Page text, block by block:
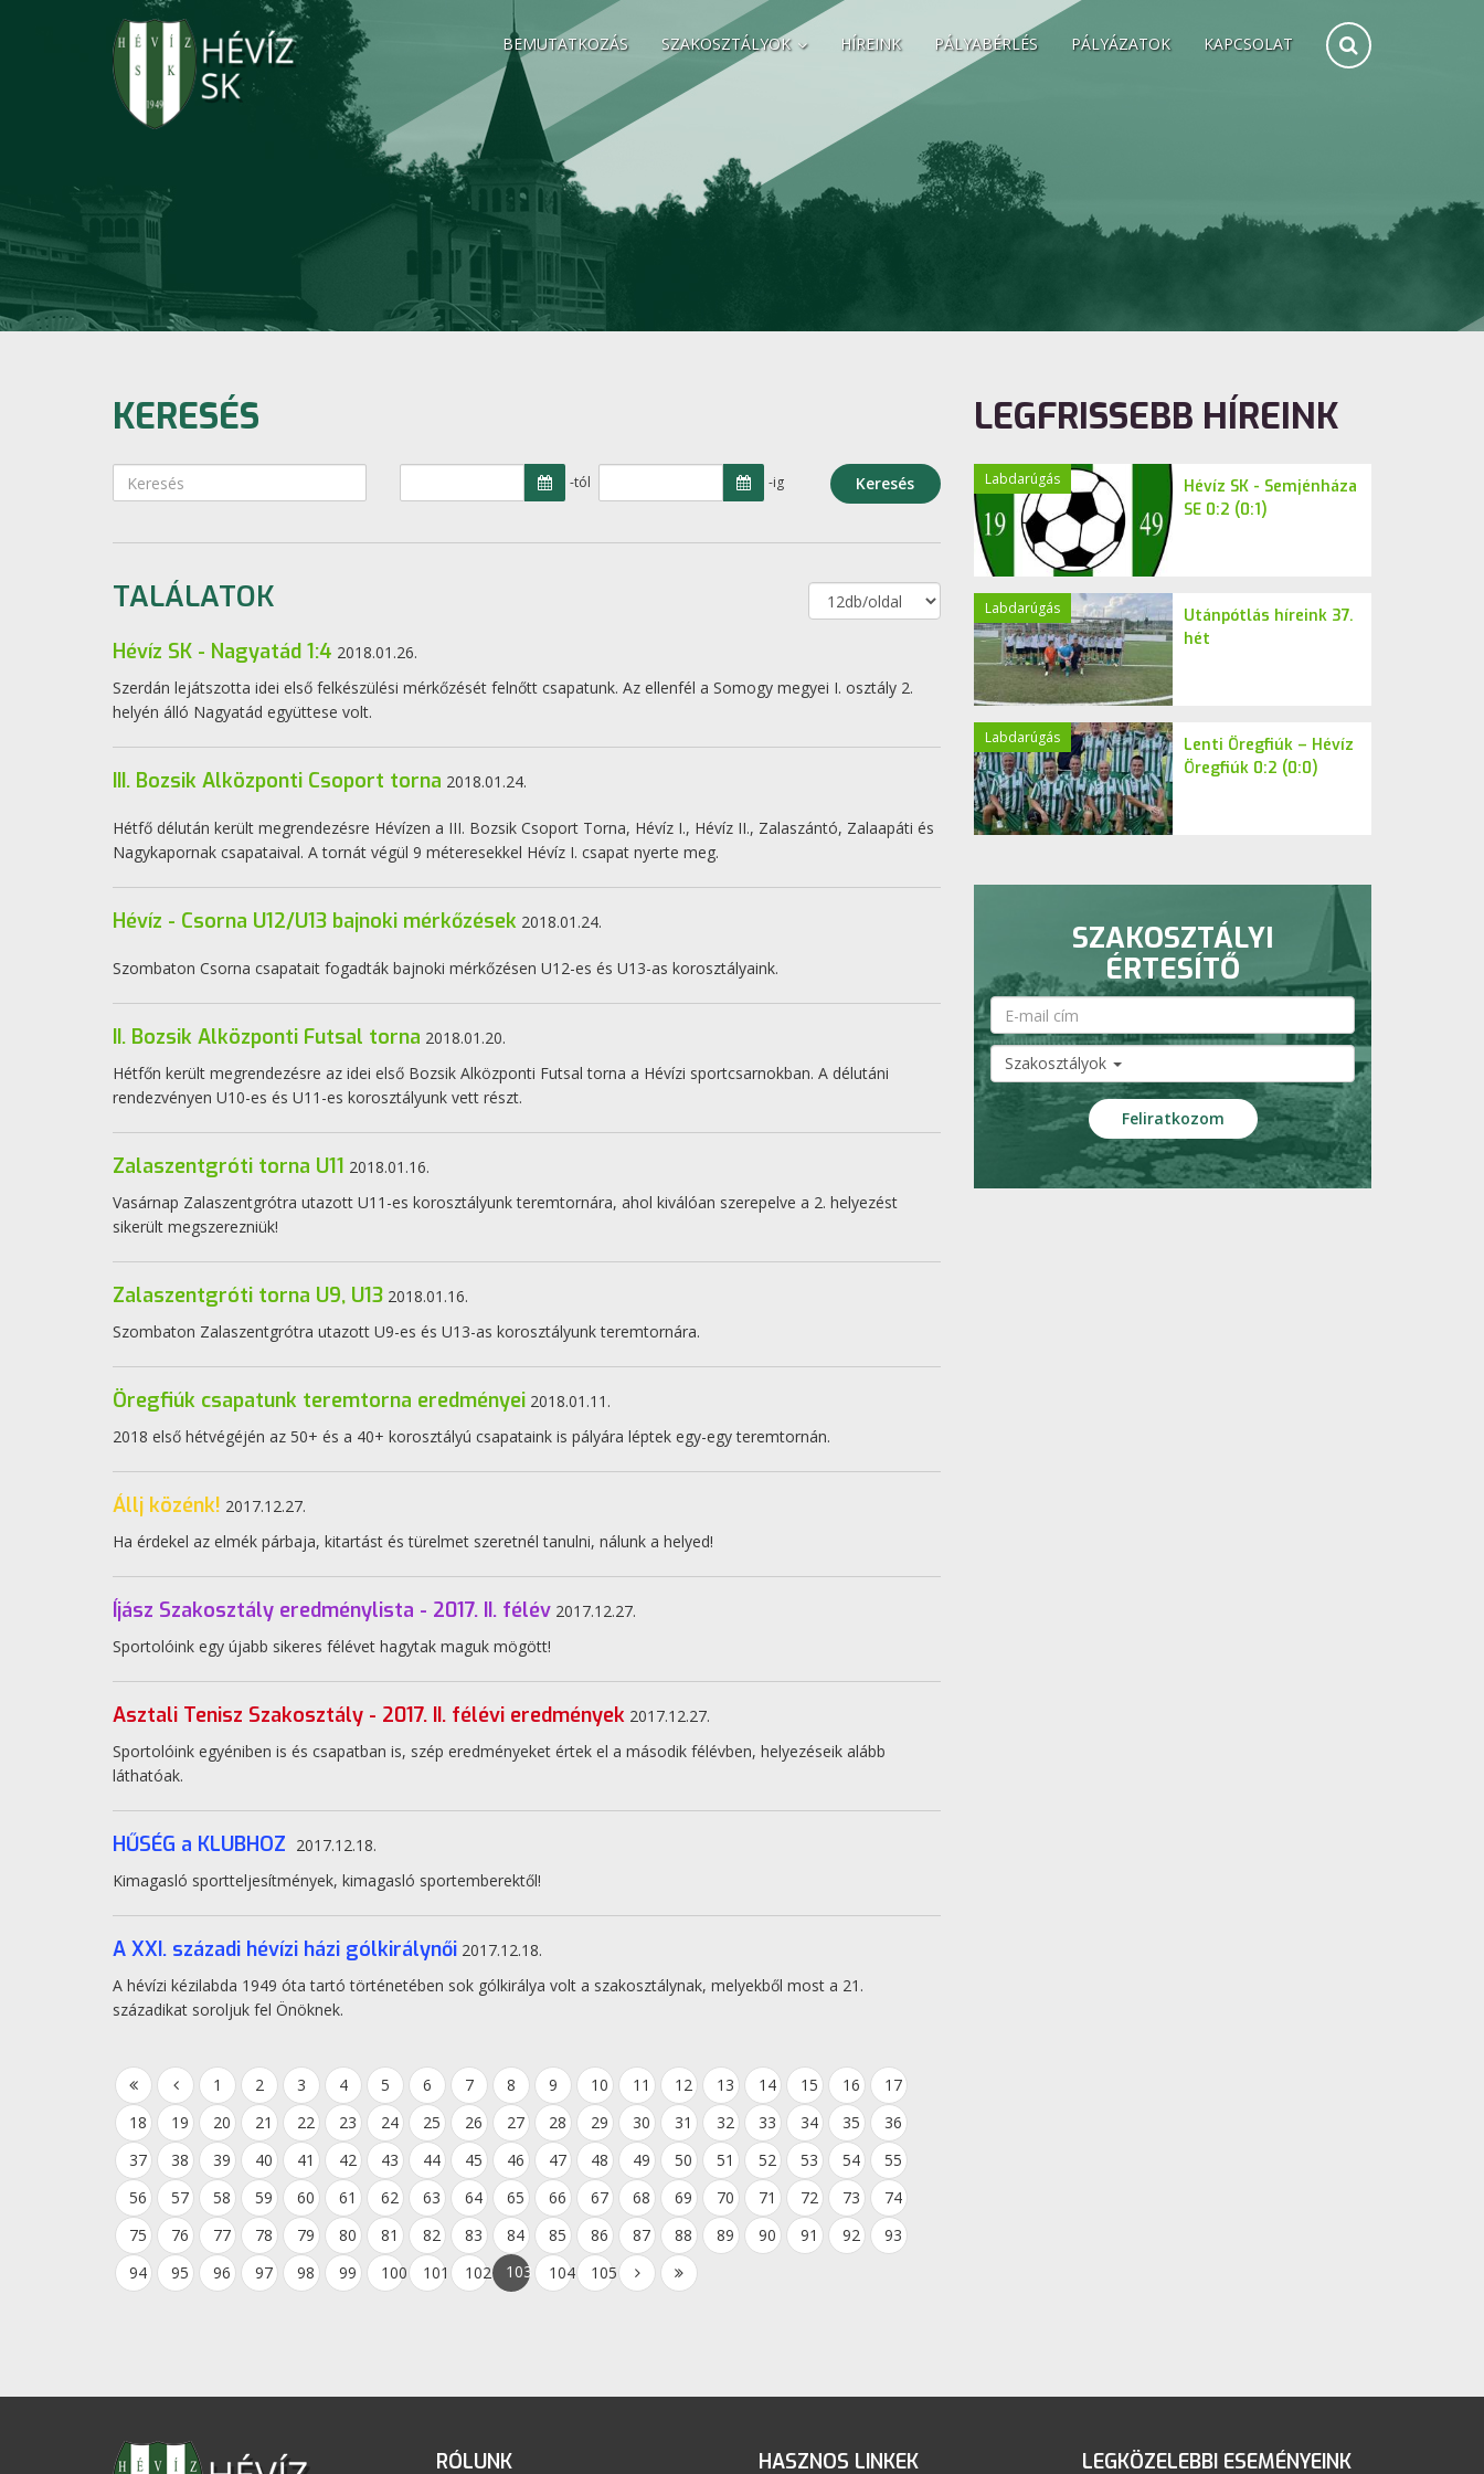
BEMUTATKOZÁS SZAKOSZTÁLYOK HÍREINK PÁLYABÉRLÉS PÁLYÁZATOK KAPCSOLAT
KERESÉS
-tól -ig Keresés
TALÁLATOK
Hévíz SK - Nagyatád 1:4 2018.01.26.
Szerdán lejátszotta idei első felkészülési mérkőzését felnőtt csapatunk. Az ellenfél a Somogy megyei I. osztály 2.
helyén álló Nagyatád együttese volt.
III. Bozsik Alközponti Csoport torna 2018.01.24.
Hétfő délután került megrendezésre Hévízen a III. Bozsik Csoport Torna, Hévíz I., Hévíz II., Zalaszántó, Zalaapáti és
Nagykapornak csapataival. A tornát végül 9 méteresekkel Hévíz I. csapat nyerte meg.
Hévíz - Csorna U12/U13 bajnoki mérkőzések 2018.01.24.
Szombaton Csorna csapatait fogadták bajnoki mérkőzésen U12-es és U13-as korosztályaink.
II. Bozsik Alközponti Futsal torna 2018.01.20.
Hétfőn került megrendezésre az idei első Bozsik Alközponti Futsal torna a Hévízi sportcsarnokban. A délutáni
rendezvényen U10-es és U11-es korosztályunk vett részt.
Zalaszentgróti torna U11 2018.01.16.
Vasárnap Zalaszentgrótra utazott U11-es korosztályunk teremtornára, ahol kiválóan szerepelve a 2. helyezést
sikerült megszerezniük!
Zalaszentgróti torna U9, U13 2018.01.16.
Szombaton Zalaszentgrótra utazott U9-es és U13-as korosztályunk teremtornára.
Öregfiúk csapatunk teremtorna eredményei 2018.01.11.
2018 első hétvégéjén az 50+ és a 40+ korosztályú csapataink is pályára léptek egy-egy teremtornán.
Állj közénk! 2017.12.27.
Ha érdekel az elmék párbaja, kitartást és türelmet szeretnél tanulni, nálunk a helyed!
Íjász Szakosztály eredménylista - 2017. II. félév 2017.12.27.
Sportolóink egy újabb sikeres félévet hagytak maguk mögött!
Asztali Tenisz Szakosztály - 2017. II. félévi eredmények 2017.12.27.
Sportolóink egyéniben is és csapatban is, szép eredményeket értek el a második félévben, helyezéseik alább
láthatóak.
HŰSÉG a KLUBHOZ 2017.12.18.
Kimagasló sportteljesítmények, kimagasló sportemberektől!
A XXI. századi hévízi házi gólkirálynői 2017.12.18.
A hévízi kézilabda 1949 óta tartó történetében sok gólkirálya volt a szakosztálynak, melyekből most a 21.
századikat soroljuk fel Önöknek.
1 2 3 4 5 6 7 8 9 10 11 12 13 14 15 16
17
18
19 20 21 22 23 24 25 26 27 28 29 30 31 32 33 34 35
36
37
38 39 40 41 42 43 44 45 46 47 48 49 50 51 52 53 54
55
56
57 58 59 60 61 62 63 64 65 66 67 68 69 70 71 72 73
74
75
76 77 78 79 80 81 82 83 84 85 86 87 88 89 90 91 92
93
94
95 96 97 98 99 100 101 102 103 104 105
LEGFRISSEBB HÍREINK
Labdarúgás
Hévíz SK - Semjénháza
SE 0:2 (0:1)
Labdarúgás
Utánpótlás híreink 37.
hét
Labdarúgás
Lenti Öregfiúk – Hévíz
Öregfiúk 0:2 (0:0)
SZAKOSZTÁLYI
ÉRTESÍTŐ
Szakosztályok
RÓLUNK HASZNOS LINKEK LEGKÖZELEBBI ESEMÉNYEINK